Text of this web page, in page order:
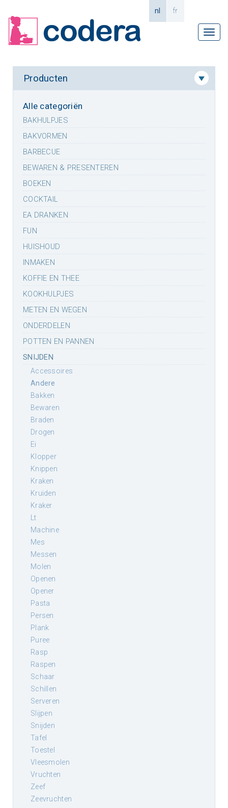
nl fr
Producten
Alle categoriën
BAKHULPJES
BAKVORMEN
BARBECUE
BEWAREN & PRESENTEREN
BOEKEN
COCKTAIL
EA DRANKEN
FUN
HUISHOUD
INMAKEN
KOFFIE EN THEE
KOOKHULPJES
METEN EN WEGEN
ONDERDELEN
POTTEN EN PANNEN
SNIJDEN
accessoires
andere
bakken
bewaren
braden
drogen
ei
klopper
knippen
kraken
kruiden
kraker
lt
machine
mes
messen
molen
openen
opener
pasta
persen
plank
puree
rasp
raspen
schaar
schillen
serveren
slijpen
snijden
tafel
toestel
vleesmolen
vruchten
zeef
zeevruchten